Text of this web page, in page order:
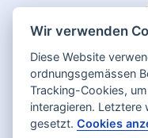
Wir verwenden
Diese Website
ordnungsgemässen
Tracking-Cookies,
interagieren. Letztere
gesetzt.Cookies